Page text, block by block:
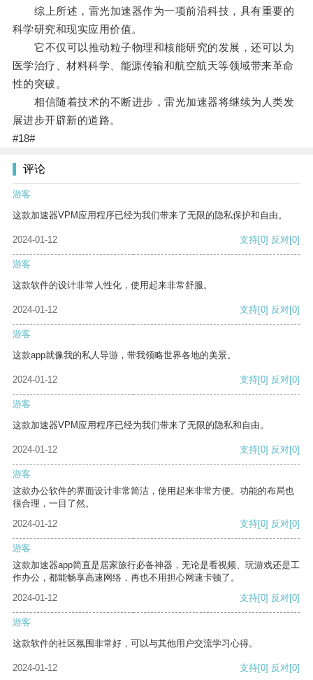
综上所述，雷光加速器作为一项前沿科技，具有重要的
科学研究和现实应用价值。
它不仅可以推动粒子物理和核能研究的发展，还可以为
医学治疗、材料科学、能源传输和航空航天等领域带来革命
性的突破。
相信随着技术的不断进步，雷光加速器将继续为人类发
展进步开辟新的道路。
#18#
评论
游客
这款加速器VPM应用程序已经为我们带来了无限的隐私保护和自由。
2024-01-12 支持[0] 反对[0]
游客
这款软件的设计非常人性化，使用起来非常舒服。
2024-01-12 支持[0] 反对[0]
游客
这款app就像我的私人导游，带我领略世界各地的美景。
2024-01-12 支持[0] 反对[0]
游客
这款加速器VPM应用程序已经为我们带来了无限的隐私和自由。
2024-01-12 支持[0] 反对[0]
游客
这款办公软件的界面设计非常简洁，使用起来非常方便。功能的布局也
很合理，一目了然。
2024-01-12
支持[0] 反对[0]
游客
这款加速器app简直是居家旅行必备神器，无论是看视频、玩游戏还是工
作办公，都能畅享高速网络，再也不用担心网速卡顿了。
2024-01-12
支持[0] 反对[0]
游客
这款软件的社区氛围非常好，可以与其他用户交流学习心得。
2024-01-12 支持[0] 反对[0]